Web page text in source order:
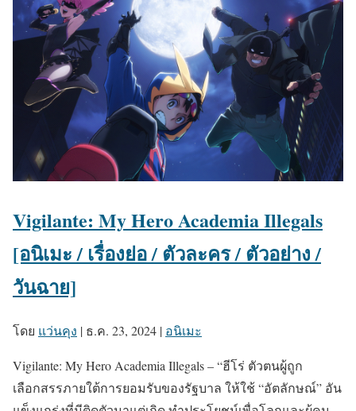
Vigilante: My Hero Academia Illegals
[อนิเมะ / เรื่องย่อ / ตัวละคร / ตัวอย่าง /
วันฉาย]
โดย แว่นคุง | ธ.ค. 23, 2024 | อนิเมะ
Vigilante: My Hero Academia Illegals – “ฮีโร่ ตัวตนผู้ถูก
เลือกสรรภายใต้การยอมรับของรัฐบาล ให้ใช้ “อัตลักษณ์” อัน